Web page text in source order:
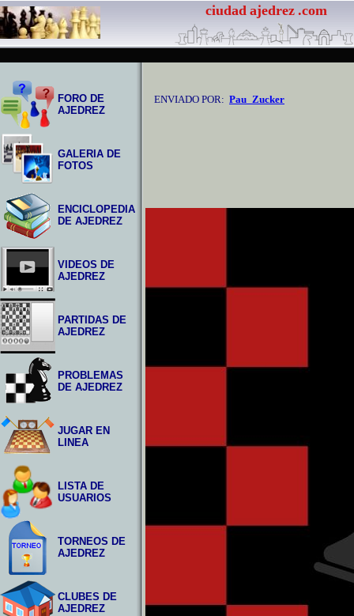
ciudad ajedrez .com
FORO DE
AJEDREZ
GALERIA DE
FOTOS
ENCICLOPEDIA
DE AJEDREZ
VIDEOS DE
AJEDREZ
PARTIDAS DE
AJEDREZ
PROBLEMAS
DE AJEDREZ
JUGAR EN
LINEA
LISTA DE
USUARIOS
TORNEOS DE
AJEDREZ
CLUBES DE
AJEDREZ
ENVIADO POR: Pau_Zucker